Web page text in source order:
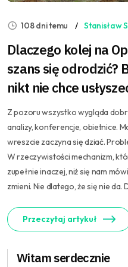
108 dni temu Stanisław
Dlaczego kolej na
szans się odrodzić?
nikt nie chce
Z pozoru wszystko wygląda
analizy, konferencje, obietnice.
wreszcie zaczyna się dziać.
W rzeczywistości mechanizm,
zupełnie inaczej, niż się nam
zmieni. Nie dlatego, że się nie da.
Przeczytaj artykuł
Witam serdecznie